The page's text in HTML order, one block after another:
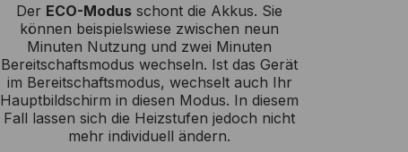
Der ECO-Modus schont die Akkus. Sie
können beispielswiese zwischen neun
Minuten Nutzung und zwei Minuten
Bereitschaftsmodus wechseln. Ist das Gerät
im Bereitschaftsmodus, wechselt auch Ihr
Hauptbildschirm in diesen Modus. In diesem
Fall lassen sich die Heizstufen jedoch nicht
mehr individuell ändern.